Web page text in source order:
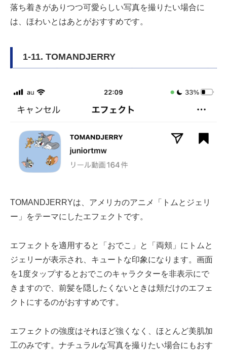
落ち着きがありつつ可愛らしい写真を撮りたい場合に
は、ほわいとはあとがおすすめです。
1-11. TOMANDJERRY
TOMANDJERRYは、アメリカのアニメ「トムとジェリ
ー」をテーマにしたエフェクトです。
エフェクトを適用すると「おでこ」と「両頬」にトムと
ジェリーが表示され、キュートな印象になります。画面
を1度タップするとおでこのキャラクターを非表示にで
きますので、前髪を隠したくないときは頬だけのエフェ
クトにするのがおすすめです。
エフェクトの強度はそれほど強くなく、ほとんど美肌加
工のみです。ナチュラルな写真を撮りたい場合にもおす